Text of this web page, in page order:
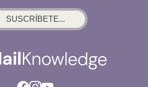
SUSCRÍBETE...